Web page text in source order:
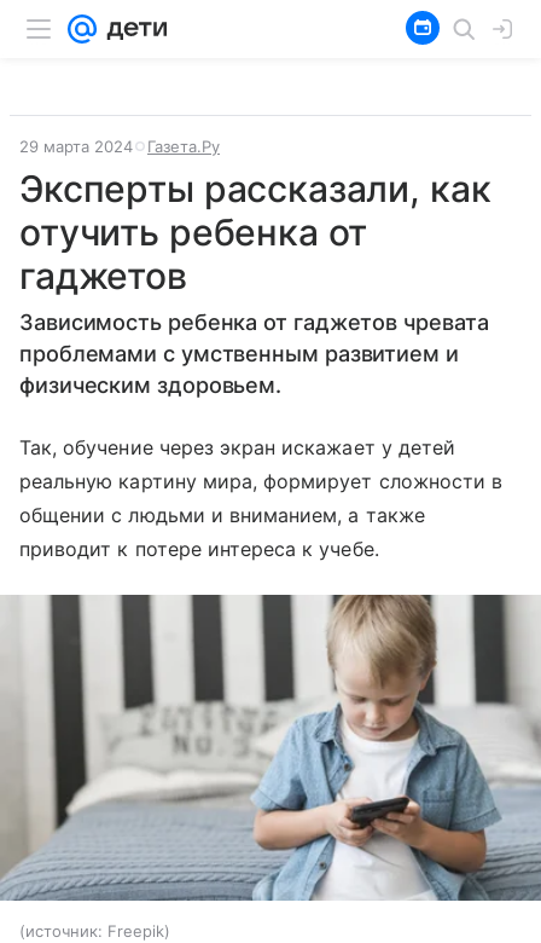
29 марта 2024 Газета.Ру
Эксперты рассказали, как
отучить ребенка от
гаджетов
Зависимость ребенка от гаджетов чревата
проблемами с умственным развитием и
физическим здоровьем.
Так, обучение через экран искажает у детей
реальную картину мира, формирует сложности в
общении с людьми и вниманием, а также
приводит к потере интереса к учебе.
источник: Freepik